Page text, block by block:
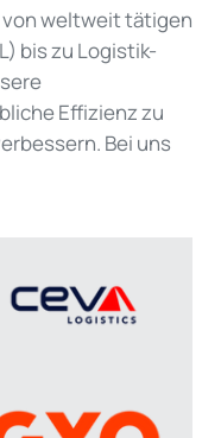
weltweit tätigen
bis zu Logistik-
Effizienz zu
Bei uns